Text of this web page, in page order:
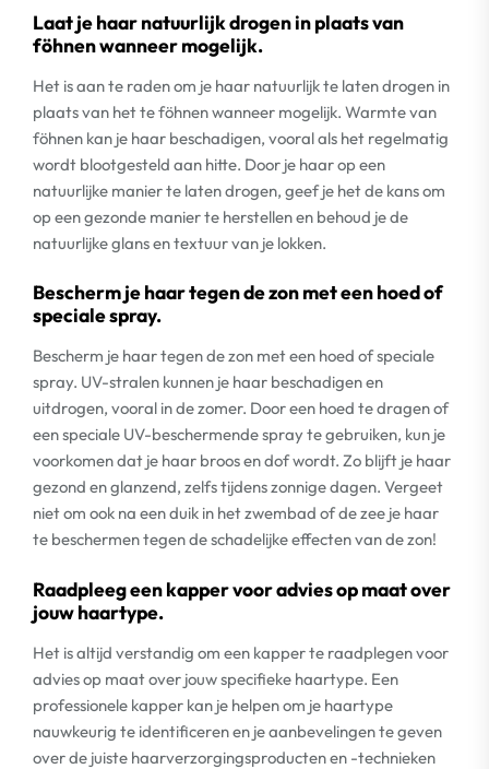
Laat je haar natuurlijk drogen in plaats van
föhnen wanneer mogelijk.
Het is aan te raden om je haar natuurlijk te laten drogen in
plaats van het te föhnen wanneer mogelijk. Warmte van
föhnen kan je haar beschadigen, vooral als het regelmatig
wordt blootgesteld aan hitte. Door je haar op een
natuurlijke manier te laten drogen, geef je het de kans om
op een gezonde manier te herstellen en behoud je de
natuurlijke glans en textuur van je lokken.
Bescherm je haar tegen de zon met een hoed of
speciale spray.
Bescherm je haar tegen de zon met een hoed of speciale
spray. UV-stralen kunnen je haar beschadigen en
uitdrogen, vooral in de zomer. Door een hoed te dragen of
een speciale UV-beschermende spray te gebruiken, kun je
voorkomen dat je haar broos en dof wordt. Zo blijft je haar
gezond en glanzend, zelfs tijdens zonnige dagen. Vergeet
niet om ook na een duik in het zwembad of de zee je haar
te beschermen tegen de schadelijke effecten van de zon!
Raadpleeg een kapper voor advies op maat over
jouw haartype.
Het is altijd verstandig om een kapper te raadplegen voor
advies op maat over jouw specifieke haartype. Een
professionele kapper kan je helpen om je haartype
nauwkeurig te identificeren en je aanbevelingen te geven
over de juiste haarverzorgingsproducten en -technieken